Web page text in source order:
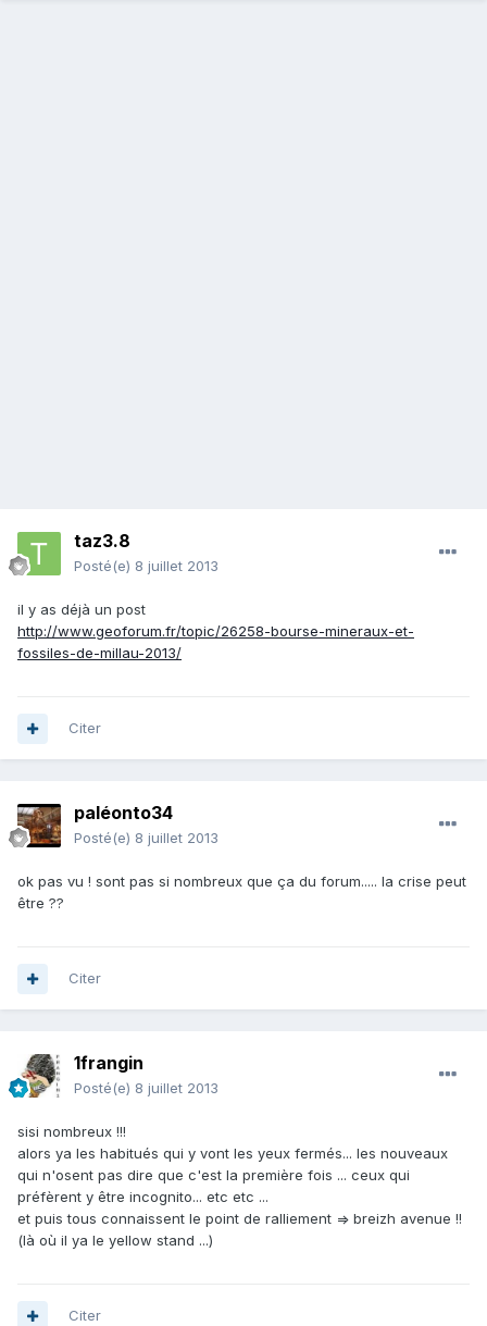
taz3.8
Posté(e) 8 juillet 2013
il y as déjà un post
http://www.geoforum.fr/topic/26258-bourse-mineraux-et-
fossiles-de-millau-2013/
Citer
paléonto34
Posté(e) 8 juillet 2013
ok pas vu ! sont pas si nombreux que ça du forum..... la crise peut
être ??
Citer
1frangin
Posté(e) 8 juillet 2013
sisi nombreux !!!
alors ya les habitués qui y vont les yeux fermés... les nouveaux
qui n'osent pas dire que c'est la première fois ... ceux qui
préfèrent y être incognito... etc etc ...
et puis tous connaissent le point de ralliement => breizh avenue !!
(là où il ya le yellow stand ...)
Citer